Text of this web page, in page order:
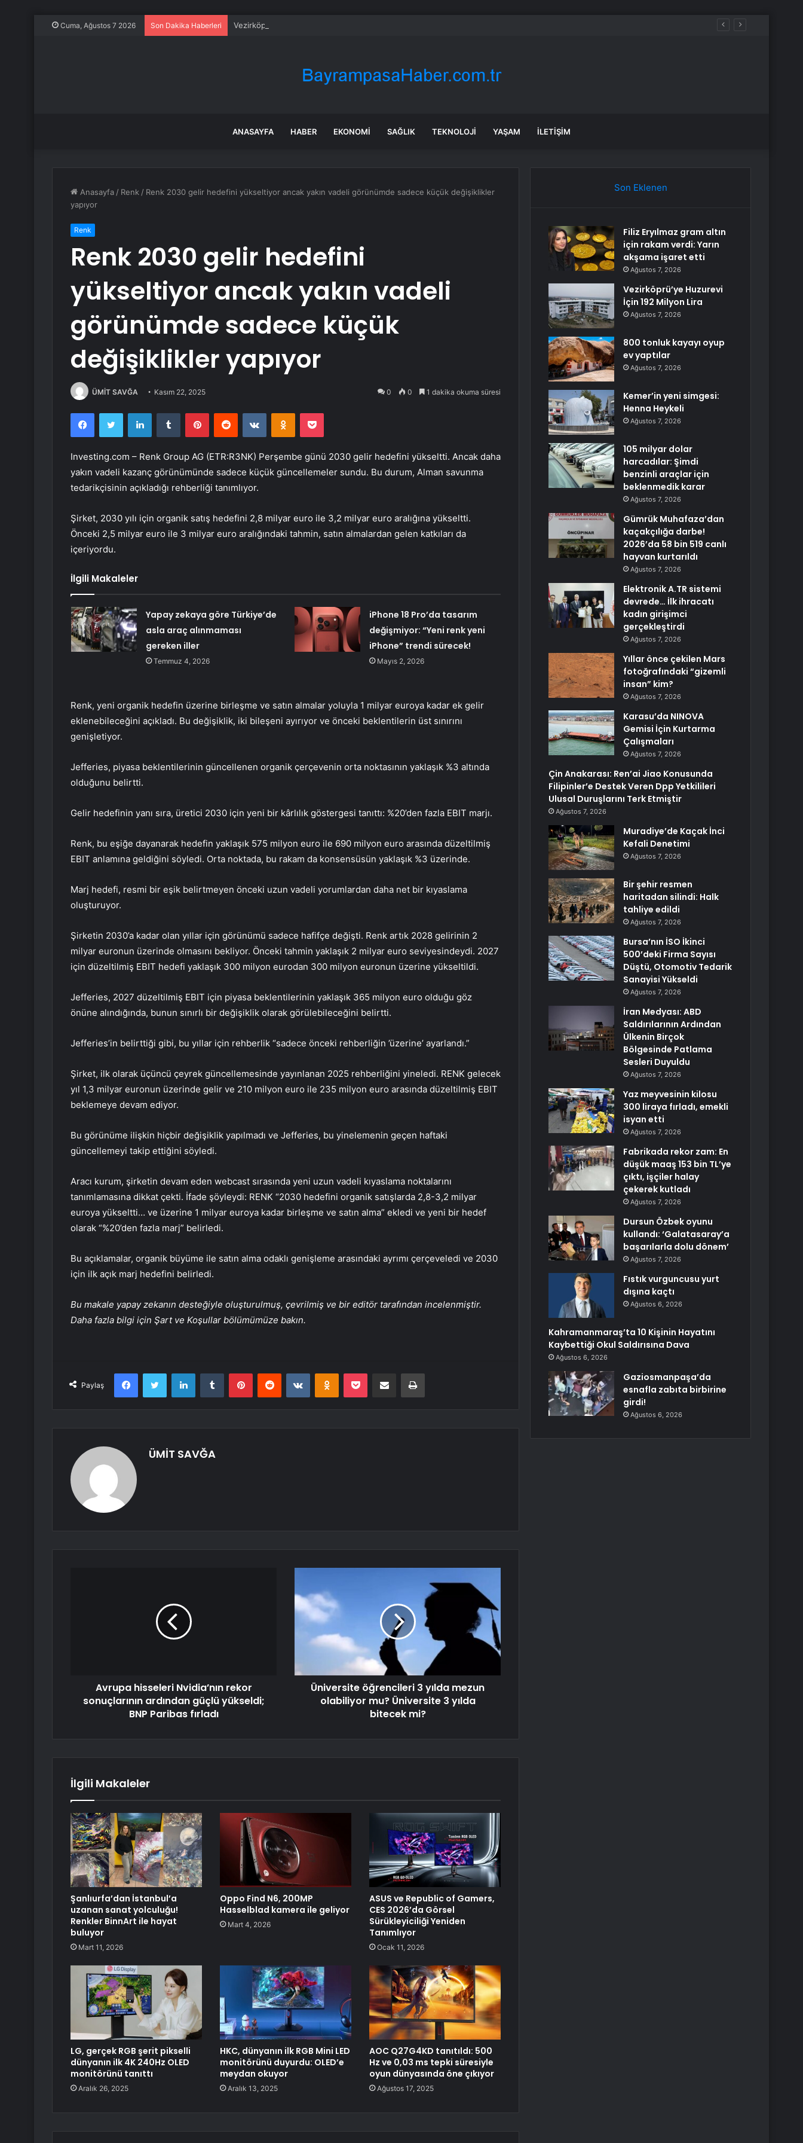
Cuma, Ağustos 7 2026 Son Dakika Haberleri Vezirköprü’ye Huzurevi İçin 192 Milyon Lira
ANASAYFA HABER EKONOMI SAĞLIK TEKNOLOJI YAŞAM İLETIŞIM
Anasayfa / Renk / Renk 2030 gelir hedefini yükseltiyor ancak yakın vadeli görünümde sadece küçük değişiklikler
yapıyor
Renk
Renk 2030 gelir hedefini
yükseltiyor ancak yakın vadeli
görünümde sadece küçük
değişiklikler yapıyor
ÜMİT SAVĞA Kasım 22, 2025 0 0 1 dakika okuma süresi
FacebookTwitter LinkedInTumblr PinterestReddit VKontakteOdnoklassniki
Pocket
Investing.com – Renk Group AG (ETR:R3NK) Perşembe günü 2030 gelir hedefini yükseltti. Ancak daha
yakın vadeli kazanç görünümünde sadece küçük güncellemeler sundu. Bu durum, Alman savunma
tedarikçisinin açıkladığı rehberliği tanımlıyor.
Şirket, 2030 yılı için organik satış hedefini 2,8 milyar euro ile 3,2 milyar euro aralığına yükseltti.
Önceki 2,5 milyar euro ile 3 milyar euro aralığındaki tahmin, satın almalardan gelen katkıları da
içeriyordu.
İlgili Makaleler
Yapay zekaya göre Türkiye’de
asla araç alınmaması
gereken iller
Temmuz 4, 2026
iPhone 18 Pro’da tasarım
değişmiyor: “Yeni renk yeni
iPhone” trendi sürecek!
Mayıs 2, 2026
Renk, yeni organik hedefin üzerine birleşme ve satın almalar yoluyla 1 milyar euroya kadar ek gelir
eklenebileceğini açıkladı. Bu değişiklik, iki bileşeni ayırıyor ve önceki beklentilerin üst sınırını
genişletiyor.
Jefferies, piyasa beklentilerinin güncellenen organik çerçevenin orta noktasının yaklaşık %3 altında
olduğunu belirtti.
Gelir hedefinin yanı sıra, üretici 2030 için yeni bir kârlılık göstergesi tanıttı: %20’den fazla EBIT marjı.
Renk, bu eşiğe dayanarak hedefin yaklaşık 575 milyon euro ile 690 milyon euro arasında düzeltilmiş
EBIT anlamına geldiğini söyledi. Orta noktada, bu rakam da konsensüsün yaklaşık %3 üzerinde.
Marj hedefi, resmi bir eşik belirtmeyen önceki uzun vadeli yorumlardan daha net bir kıyaslama
oluşturuyor.
Şirketin 2030’a kadar olan yıllar için görünümü sadece hafifçe değişti. Renk artık 2028 gelirinin 2
milyar euronun üzerinde olmasını bekliyor. Önceki tahmin yaklaşık 2 milyar euro seviyesindeydi. 2027
için düzeltilmiş EBIT hedefi yaklaşık 300 milyon eurodan 300 milyon euronun üzerine yükseltildi.
Jefferies, 2027 düzeltilmiş EBIT için piyasa beklentilerinin yaklaşık 365 milyon euro olduğu göz
önüne alındığında, bunun sınırlı bir değişiklik olarak görülebileceğini belirtti.
Jefferies’in belirttiği gibi, bu yıllar için rehberlik “sadece önceki rehberliğin ’üzerine’ ayarlandı.”
Şirket, ilk olarak üçüncü çeyrek güncellemesinde yayınlanan 2025 rehberliğini yineledi. RENK gelecek
yıl 1,3 milyar euronun üzerinde gelir ve 210 milyon euro ile 235 milyon euro arasında düzeltilmiş EBIT
beklemeye devam ediyor.
Bu görünüme ilişkin hiçbir değişiklik yapılmadı ve Jefferies, bu yinelemenin geçen haftaki
güncellemeyi takip ettiğini söyledi.
Aracı kurum, şirketin devam eden webcast sırasında yeni uzun vadeli kıyaslama noktalarını
tanımlamasına dikkat çekti. İfade şöyleydi: RENK “2030 hedefini organik satışlarda 2,8-3,2 milyar
euroya yükseltti… ve üzerine 1 milyar euroya kadar birleşme ve satın alma” ekledi ve yeni bir hedef
olarak “%20’den fazla marj” belirledi.
Bu açıklamalar, organik büyüme ile satın alma odaklı genişleme arasındaki ayrımı çerçeveledi ve 2030
için ilk açık marj hedefini belirledi.
Bu makale yapay zekanın desteğiyle oluşturulmuş, çevrilmiş ve bir editör tarafından incelenmiştir.
Daha fazla bilgi için Şart ve Koşullar bölümümüze bakın.
Paylaş
FacebookTwitter LinkedInTumblr PinterestReddit VKontakteOdnoklassniki
Pocket E-Posta ile paylaş Yazdır
ÜMİT SAVĞA
Avrupa hisseleri Nvidia’nın rekor
sonuçlarının ardından güçlü yükseldi;
BNP Paribas fırladı
Üniversite öğrencileri 3 yılda mezun
olabiliyor mu? Üniversite 3 yılda
bitecek mi?
İlgili Makaleler
Şanlıurfa’dan İstanbul’a
uzanan sanat yolculuğu!
Renkler BinnArt ile hayat
buluyor
Mart 11, 2026
Oppo Find N6, 200MP
Hasselblad kamera ile geliyor
Mart 4, 2026
ASUS ve Republic of Gamers,
CES 2026’da Görsel
Sürükleyiciliği Yeniden
Tanımlıyor
Ocak 11, 2026
LG, gerçek RGB şerit pikselli
dünyanın ilk 4K 240Hz OLED
monitörünü tanıttı
Aralık 26, 2025
HKC, dünyanın ilk RGB Mini LED
monitörünü duyurdu: OLED’e
meydan okuyor
Aralık 13, 2025
AOC Q27G4KD tanıtıldı: 500
Hz ve 0,03 ms tepki süresiyle
oyun dünyasında öne çıkıyor
Ağustos 17, 2025
Son Eklenen
Filiz Eryılmaz gram altın
için rakam verdi: Yarın
akşama işaret etti
Ağustos 7, 2026
Vezirköprü’ye Huzurevi
İçin 192 Milyon Lira
Ağustos 7, 2026
800 tonluk kayayı oyup
ev yaptılar
Ağustos 7, 2026
Kemer’in yeni simgesi:
Henna Heykeli
Ağustos 7, 2026
105 milyar dolar
harcadılar: Şimdi
benzinli araçlar için
beklenmedik karar
Ağustos 7, 2026
Gümrük Muhafaza’dan
kaçakçılığa darbe!
2026’da 58 bin 519 canlı
hayvan kurtarıldı
Ağustos 7, 2026
Elektronik A.TR sistemi
devrede… İlk ihracatı
kadın girişimci
gerçekleştirdi
Ağustos 7, 2026
Yıllar önce çekilen Mars
fotoğrafındaki “gizemli
insan” kim?
Ağustos 7, 2026
Karasu’da NINOVA
Gemisi İçin Kurtarma
Çalışmaları
Ağustos 7, 2026
Çin Anakarası: Ren’ai Jiao Konusunda
Filipinler’e Destek Veren Dpp Yetkilileri
Ulusal Duruşlarını Terk Etmiştir
Ağustos 7, 2026
Muradiye’de Kaçak İnci
Kefali Denetimi
Ağustos 7, 2026
Bir şehir resmen
haritadan silindi: Halk
tahliye edildi
Ağustos 7, 2026
Bursa’nın İSO İkinci
500’deki Firma Sayısı
Düştü, Otomotiv Tedarik
Sanayisi Yükseldi
Ağustos 7, 2026
İran Medyası: ABD
Saldırılarının Ardından
Ülkenin Birçok
Bölgesinde Patlama
Sesleri Duyuldu
Ağustos 7, 2026
Yaz meyvesinin kilosu
300 liraya fırladı, emekli
isyan etti
Ağustos 7, 2026
Fabrikada rekor zam: En
düşük maaş 153 bin TL’ye
çıktı, işçiler halay
çekerek kutladı
Ağustos 7, 2026
Dursun Özbek oyunu
kullandı: ‘Galatasaray’a
başarılarla dolu dönem’
Ağustos 7, 2026
Fıstık vurguncusu yurt
dışına kaçtı
Ağustos 6, 2026
Kahramanmaraş’ta 10 Kişinin Hayatını
Kaybettiği Okul Saldırısına Dava
Ağustos 6, 2026
Gaziosmanpaşa’da
esnafla zabıta birbirine
girdi!
Ağustos 6, 2026